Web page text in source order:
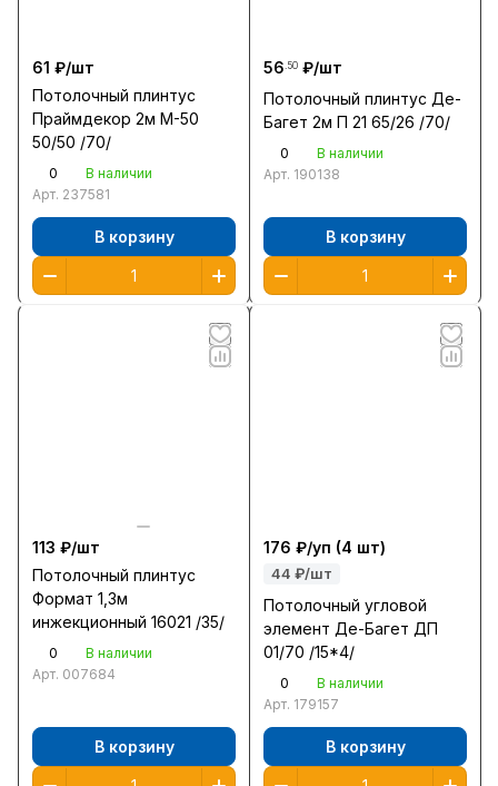
61 ₽/шт
Потолочный плинтус
Праймдекор 2м M-50
50/50 /70/
0
В наличии
Арт. 237581
В корзину
56.50 ₽/шт
Потолочный плинтус Де-
Багет 2м П 21 65/26 /70/
0
В наличии
Арт. 190138
В корзину
113 ₽/шт
Потолочный плинтус
Формат 1,3м
инжекционный 16021 /35/
0
В наличии
Арт. 007684
В корзину
176 ₽/уп (4 шт)
44 ₽/шт
Потолочный угловой
элемент Де-Багет ДП
01/70 /15*4/
0
В наличии
Арт. 179157
В корзину